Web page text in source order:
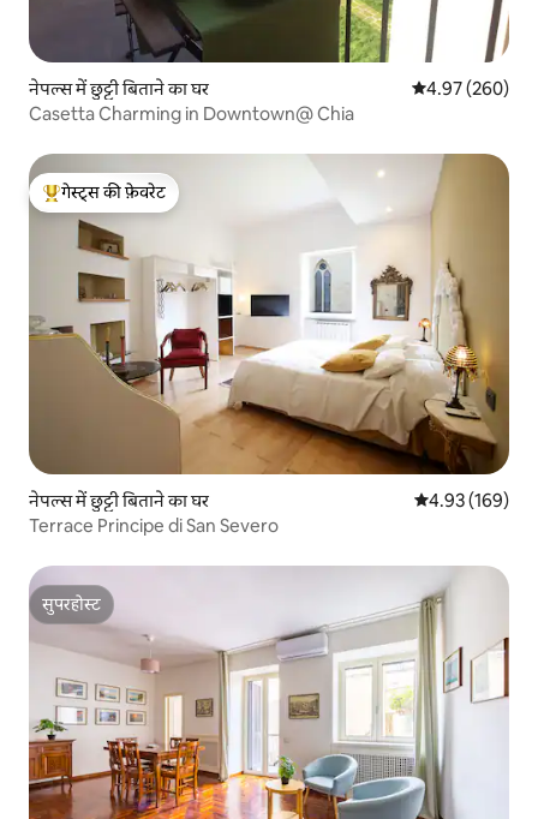
नेपल्स में छुट्टी बिताने का घर औसत रेटिंग 5 में से
4.97 (260)
Casetta Charming in Downtown@ Chia
गेस्ट्स का टॉप फ़ेवरेट
गेस्ट्स की फ़ेवरेट
नेपल्स में छुट्टी बिताने का घर औसत रेटिंग 5 में से
4.93 (169)
Terrace Principe di San Severo
सुपरहोस्ट
सुपरहोस्ट